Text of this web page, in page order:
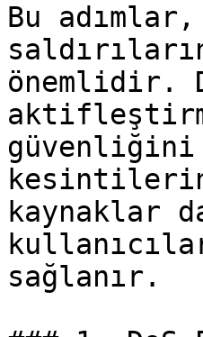
Bu
önemlidir.
kaynaklar
sağlanır.